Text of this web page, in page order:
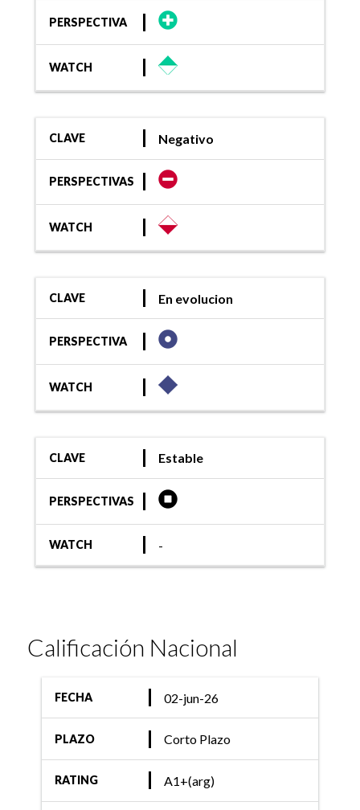
PERSPECTIVA
WATCH
CLAVE Negativo
PERSPECTIVAS
WATCH
CLAVE En evolucion
PERSPECTIVA
WATCH
CLAVE Estable
PERSPECTIVAS
WATCH -
Calificación Nacional
FECHA 02-jun-26
PLAZO Corto Plazo
RATING A1+(arg)